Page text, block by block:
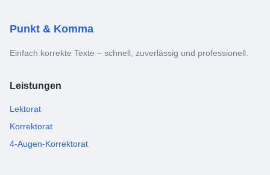
Punkt & Komma
Einfach korrekte Texte – schnell, zuverlässig und professionell.
Leistungen
Lektorat
Korrektorat
4-Augen-Korrektorat